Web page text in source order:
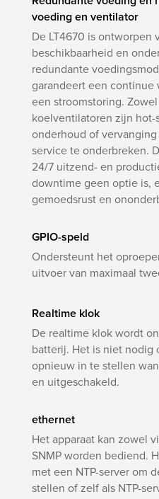
voeding en ventilator
De LT4670 is ontworpen
beschikbaarheid en
redundante
garandeert een continue
een stroomstoring.
koelventilatoren zijn hot-
onderhoud of
service te onderbreken.
24/7 uitzend- en
downtime geen optie is,
gemoedsrust en
GPIO-speld
Ondersteunt het
uitvoer van maximaal
Realtime klok
De realtime klok wordt
batterij. Het is niet nodig
opnieuw in te stellen
en uitgeschakeld.
ethernet
Het apparaat kan zowel
SNMP worden bediend.
met een NTP-server om
stellen of zelf als NTP-